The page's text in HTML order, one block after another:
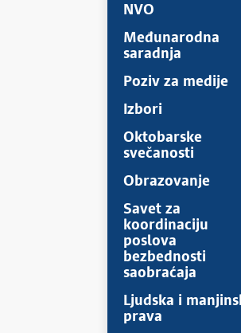
NVO
Međunarodna
saradnja
Poziv za medije
Izbori
Oktobarske
svečanosti
Obrazovanje
Savet za
koordinaciju
poslova
bezbednosti
saobraćaja
Ljudska i
prava